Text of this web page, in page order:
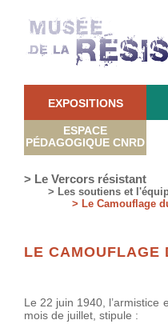
EXPOSITIONS
ESPACE
PÉDAGOGIQUE CNRD
> Le Vercors résistant
> Les soutiens et
> Le Camouflage
LE CAMOUFLAGE
Le 22 juin 1940, l’armistice
mois de juillet, stipule :